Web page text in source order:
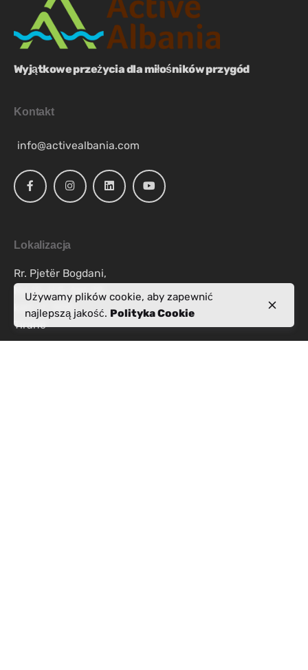
Wyjątkowe przeżycia dla miłośników przygód
Kontakt
info@activealbania.com
Lokalizacja
Rr. Pjetër Bogdani,
Nd 10, H 5, Apt 28,
kati i 7, 1019
Tiranë
Używamy plików cookie, aby zapewnić
najlepszą jakość. Polityka Cookie